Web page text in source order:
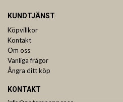
KUNDTJÄNST
Köpvillkor
Kontakt
Om oss
Vanliga frågor
Ångra ditt köp
KONTAKT